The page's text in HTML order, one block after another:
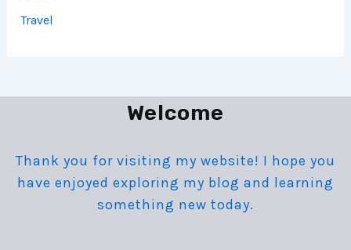
Travel
Welcome
Thank you for visiting my website! I hope you
have enjoyed exploring my blog and learning
something new today.